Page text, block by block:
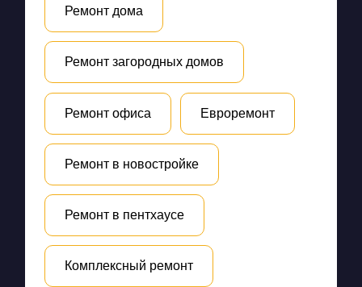
Ремонт дома
Ремонт загородных домов
Ремонт офиса Евроремонт
Ремонт в новостройке
Ремонт в пентхаусе
Комплексный ремонт